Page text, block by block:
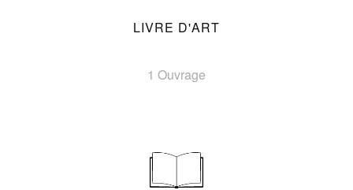
LIVRE D'ART
1 Ouvrage